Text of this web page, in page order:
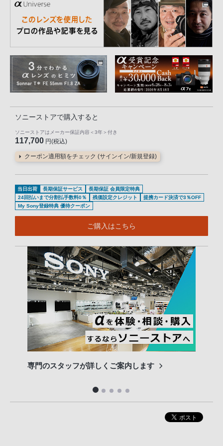
ソニーストアで購入すると
ソニーストアはメーカー保証内容 ＜3年＞ 付き
117,700 円(税込)
クーポン適用額をチェック (サインイン/新規登録)
当日出荷 長期保証サービス
長期保証 会員限定特典
24回払いまで分割払手数料0％
残価設定クレジット
提携カード決済で3％OFF
My Sony登録特典 優待クーポン
ご購入はこちら
専門のスタッフが詳しくご案内します